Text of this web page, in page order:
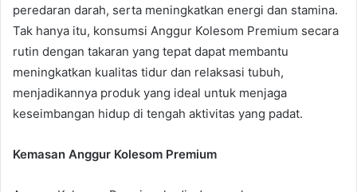
peredaran darah, serta meningkatkan energi dan stamina.
Tak hanya itu, konsumsi Anggur Kolesom Premium secara
rutin dengan takaran yang tepat dapat membantu
meningkatkan kualitas tidur dan relaksasi tubuh,
menjadikannya produk yang ideal untuk menjaga
keseimbangan hidup di tengah aktivitas yang padat.
Kemasan Anggur Kolesom Premium